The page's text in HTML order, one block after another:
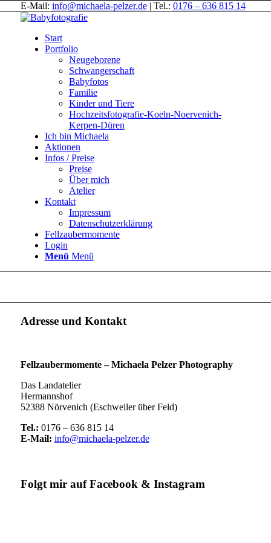
E-Mail: info@michaela-pelzer.de| Tel.: 0176 – 636 815 14
Start
Portfolio
Neugeborene
Schwangerschaft
Babyfotos
Familie
Kinder und Tiere
Hochzeitsfotografie-Koeln-Noervenich-
Kerpen-Düren
Ich bin Michaela
Aktionen
Infos / Preise
Preise
Über mich
Atelier
Kontakt
Impressum
Datenschutzerklärung
Fellzaubermomente
Login
Menü Menü
Adresse und Kontakt
Fellzaubermomente –Michaela Pelzer Photography
Das Landatelier
Hermannshof
52388 Nörvenich (Eschweiler über Feld)
Tel.: 0176 – 636 815 14
E-Mail: info@michaela-pelzer.de
Folgt mir auf Facebook & Instagram